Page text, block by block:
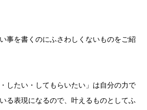
事を書くのにふさわしくないものをご紹
したい・してもらいたい」は自分の力で
る表現になるので、叶えるものとしてふ